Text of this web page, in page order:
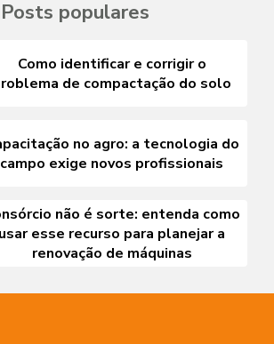
Posts populares
Como identificar e corrigir o
de compactação do solo
no agro: a tecnologia do
campo exige novos profissionais
não é sorte: entenda como
usar esse recurso para planejar a
renovação de máquinas